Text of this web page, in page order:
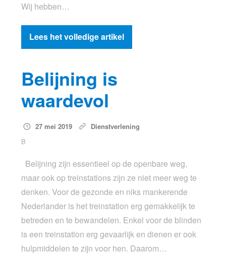
Wij hebben…
Lees het volledige artikel
Belijning is
waardevol
27 mei 2019
Dienstverlening
B
Belijning zijn essentieel op de openbare weg,
maar ook op treinstations zijn ze niet meer weg te
denken. Voor de gezonde en niks mankerende
Nederlander is het treinstation erg gemakkelijk te
betreden en te bewandelen. Enkel voor de blinden
is een treinstation erg gevaarlijk en dienen er ook
hulpmiddelen te zijn voor hen. Daarom…